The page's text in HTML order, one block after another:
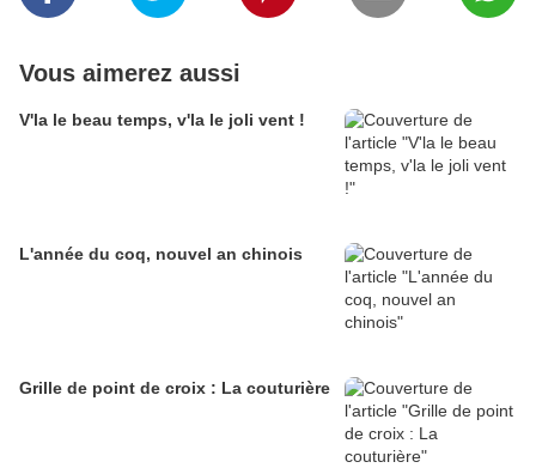
Vous aimerez aussi
V'la le beau temps, v'la le joli vent !
L'année du coq, nouvel an chinois
Grille de point de croix : La couturière